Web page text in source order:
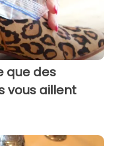
que des
vous aillent